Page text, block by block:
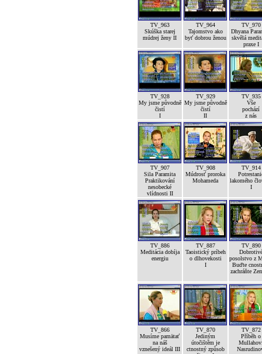
TV_963
Skúška starej
múdrej ženy II
TV_964
Tajomstvo ako
byť dobrou ženou
TV_970
Dhyana
skvělá
praxe I
TV_928
My jsme původně
čistí
I
TV_929
My jsme původně
čistí
II
TV_935
Vše
pochází
z nás
TV_907
Sila Paramita
Praktikování
nesobecké
vlídnosti II
TV_908
Múdrosť proroka
Mohameda
TV_914
lakomého
I
TV_886
Meditácia dobíja
energiu
TV_887
Taoistický príbeh
o dlhovekosti
I
TV_890
Dobrotivé
posolstvo z
Buďte
zachráňte
TV_866
Musíme pamätať
na náš
vznešený ideál III
TV_870
Jediným
útočištěm je
ctnostný způsob
TV_872
Příběh o